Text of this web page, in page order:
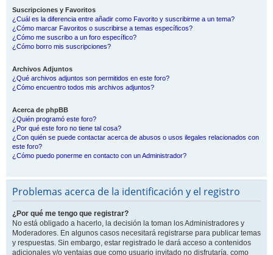
Suscripciones y Favoritos
¿Cuál es la diferencia entre añadir como Favorito y suscribirme a un tema?
¿Cómo marcar Favoritos o suscribirse a temas específicos?
¿Cómo me suscribo a un foro específico?
¿Cómo borro mis suscripciones?
Archivos Adjuntos
¿Qué archivos adjuntos son permitidos en este foro?
¿Cómo encuentro todos mis archivos adjuntos?
Acerca de phpBB
¿Quién programó este foro?
¿Por qué este foro no tiene tal cosa?
¿Con quién se puede contactar acerca de abusos o usos ilegales relacionados con
este foro?
¿Cómo puedo ponerme en contacto con un Administrador?
Problemas acerca de la identificación y el registro
¿Por qué me tengo que registrar?
No está obligado a hacerlo, la decisión la toman los Administradores y
Moderadores. En algunos casos necesitará registrarse para publicar temas
y respuestas. Sin embargo, estar registrado le dará acceso a contenidos
adicionales y/o ventajas que como usuario invitado no disfrutaría, como